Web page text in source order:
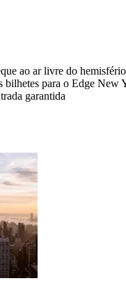
ao ar livre do
bilhetes para o Edge New
garantida